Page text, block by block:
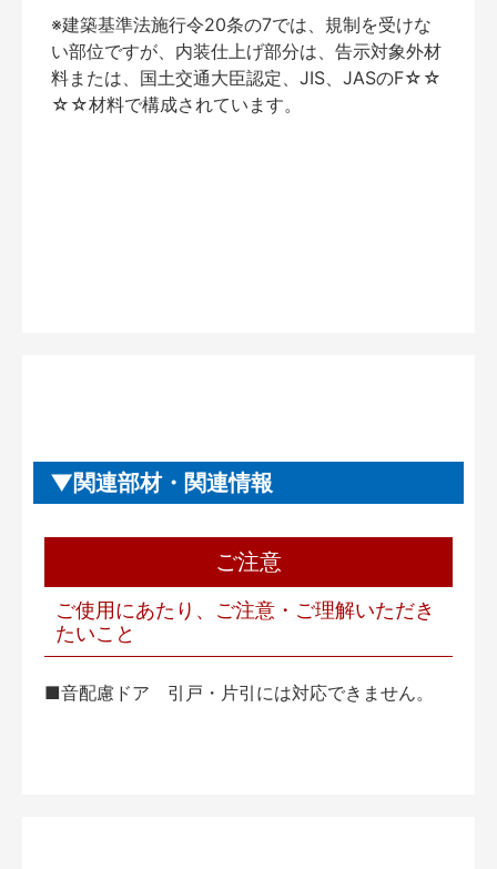
※建築基準法施行令20条の7では、規制を受けな
い部位ですが、内装仕上げ部分は、告示対象外材
料または、国土交通大臣認定、JIS、JASのF☆☆
☆☆材料で構成されています。
関連部材・関連情報
ご注意
ご使用にあたり、ご注意・ご理解いただき
たいこと
■音配慮ドア 引戸・片引には対応できません。